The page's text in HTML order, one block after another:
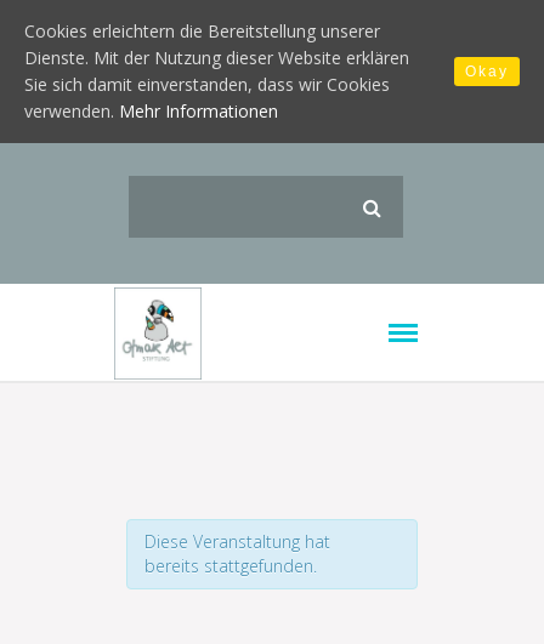
Diese Veranstaltung hat
bereits stattgefunden.
Cookies erleichtern die Bereitstellung unserer
Dienste. Mit der Nutzung dieser Website erklären
Sie sich damit einverstanden, dass wir Cookies
verwenden. Mehr Informationen
Okay